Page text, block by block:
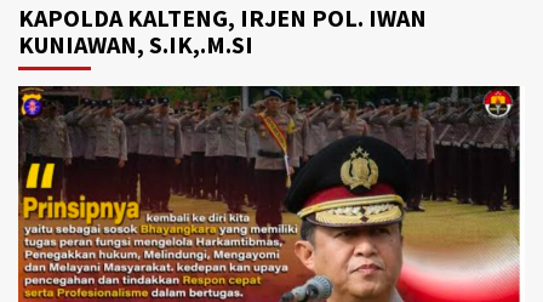
KAPOLDA KALTENG, IRJEN POL. IWAN
KUNIAWAN, S.IK,.M.SI